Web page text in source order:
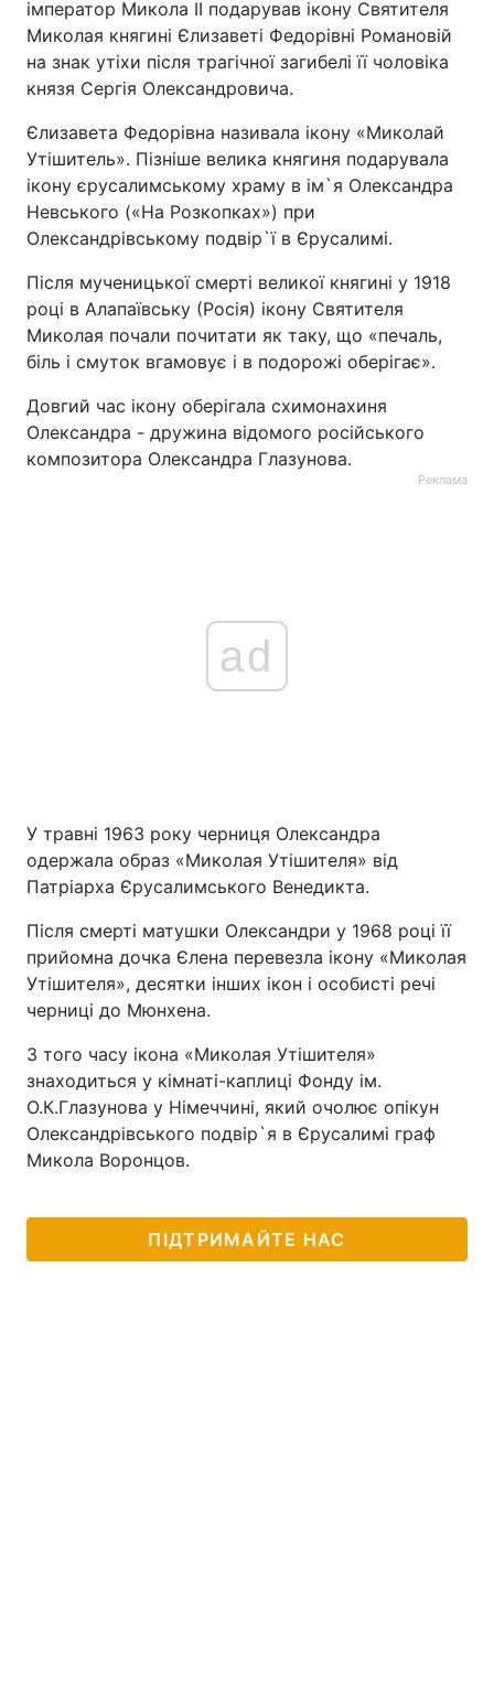
імператор Микола ІІ подарував ікону Святителя
Миколая княгині Єлизаветі Федорівні Романовій
на знак утіхи після трагічної загибелі її чоловіка
князя Сергія Олександровича.
Єлизавета Федорівна називала ікону «Миколай
Утішитель». Пізніше велика княгиня подарувала
ікону єрусалимському храму в ім`я Олександра
Невського («На Розкопках») при
Олександрівському подвір`ї в Єрусалимі.
Після мученицької смерті великої княгині у 1918
році в Алапаївську (Росія) ікону Святителя
Миколая почали почитати як таку, що «печаль,
біль і смуток вгамовує і в подорожі оберігає».
Довгий час ікону оберігала схимонахиня
Олександра - дружина відомого російського
композитора Олександра Глазунова.
Реклама
ad
У травні 1963 року черниця Олександра
одержала образ «Миколая Утішителя» від
Патріарха Єрусалимського Венедикта.
Після смерті матушки Олександри у 1968 році її
прийомна дочка Єлена перевезла ікону «Миколая
Утішителя», десятки інших ікон і особисті речі
черниці до Мюнхена.
З того часу ікона «Миколая Утішителя»
знаходиться у кімнаті-каплиці Фонду ім.
О.К.Глазунова у Німеччині, який очолює опікун
Олександрівського подвір`я в Єрусалимі граф
Микола Воронцов.
ПІДТРИМАЙТЕ НАС